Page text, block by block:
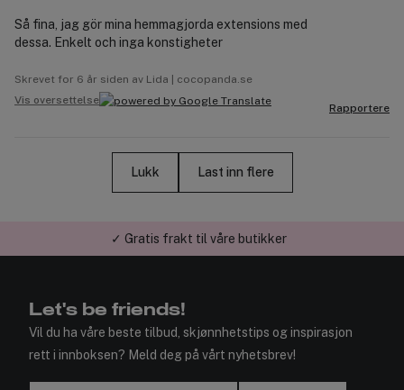
Så fina, jag gör mina hemmagjorda extensions med
dessa. Enkelt och inga konstigheter
Skrevet for 6 år siden av Lida | cocopanda.se
Vis oversettelse
Rapportere
Lukk Last inn flere
✓ Bestillinger før kl. 12 sendes samme dag
Let's be friends!
Vil du ha våre beste tilbud, skjønnhetstips og inspirasjon
rett i innboksen? Meld deg på vårt nyhetsbrev!